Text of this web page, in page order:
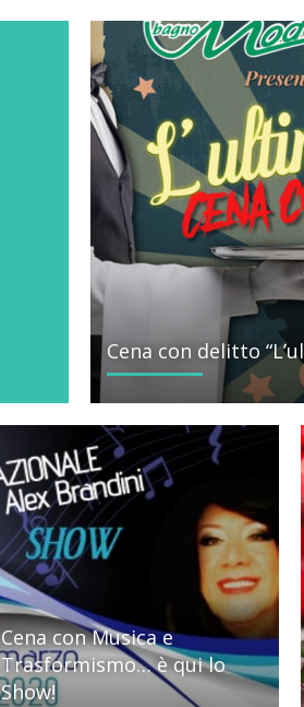
Cena con delitto
Cena con Musica e
Trasformismo… è qui lo
Show!